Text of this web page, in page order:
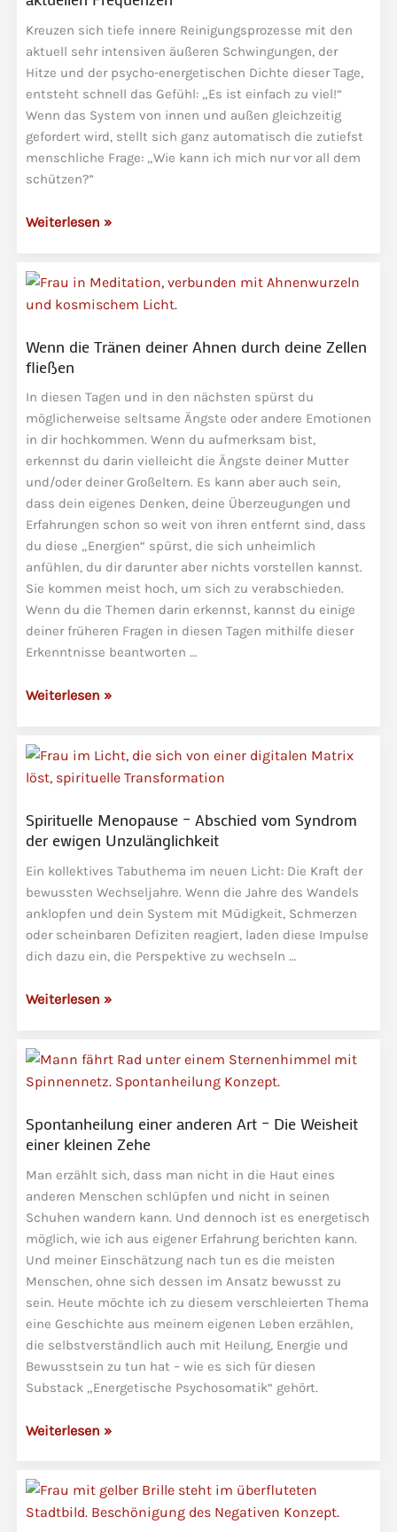
Kreuzen sich tiefe innere Reinigungsprozesse mit den
aktuell sehr intensiven äußeren Schwingungen, der
Hitze und der psycho-energetischen Dichte dieser Tage,
entsteht schnell das Gefühl: „Es ist einfach zu viel!“
Wenn das System von innen und außen gleichzeitig
gefordert wird, stellt sich ganz automatisch die zutiefst
menschliche Frage: „Wie kann ich mich nur vor all dem
schützen?”
Souveränität
–
Umgang
aktuellen
Frequenzen
Weiterlesen »
Wenn die Tränen deiner Ahnen durch deine Zellen
fließen
In diesen Tagen und in den nächsten spürst du
möglicherweise seltsame Ängste oder andere Emotionen
in dir hochkommen. Wenn du aufmerksam bist,
erkennst du darin vielleicht die Ängste deiner Mutter
und/oder deiner Großeltern. Es kann aber auch sein,
dass dein eigenes Denken, deine Überzeugungen und
Erfahrungen schon so weit von ihren entfernt sind, dass
du diese „Energien“ spürst, die sich unheimlich
anfühlen, du dir darunter aber nichts vorstellen kannst.
Sie kommen meist hoch, um sich zu verabschieden.
Wenn du die Themen darin erkennst, kannst du einige
deiner früheren Fragen in diesen Tagen mithilfe dieser
Erkenntnisse beantworten …
Wenn
deiner
Ahnen
deine
Zellen
fließen
Weiterlesen »
Spirituelle Menopause – Abschied vom Syndrom
der ewigen Unzulänglichkeit
Ein kollektives Tabuthema im neuen Licht: Die Kraft der
bewussten Wechseljahre. Wenn die Jahre des Wandels
anklopfen und dein System mit Müdigkeit, Schmerzen
oder scheinbaren Defiziten reagiert, laden diese Impulse
dich dazu ein, die Perspektive zu wechseln …
Spirituelle
Abschied
vom
der
ewigen
Unzulänglichkeit
Weiterlesen »
Spontanheilung einer anderen Art – Die Weisheit
einer kleinen Zehe
Man erzählt sich, dass man nicht in die Haut eines
anderen Menschen schlüpfen und nicht in seinen
Schuhen wandern kann. Und dennoch ist es energetisch
möglich, wie ich aus eigener Erfahrung berichten kann.
Und meiner Einschätzung nach tun es die meisten
Menschen, ohne sich dessen im Ansatz bewusst zu
sein. Heute möchte ich zu diesem verschleierten Thema
eine Geschichte aus meinem eigenen Leben erzählen,
die selbstverständlich auch mit Heilung, Energie und
Bewusstsein zu tun hat – wie es sich für diesen
Substack „Energetische Psychosomatik“ gehört.
Spontanheilung
Art
–
Weiterlesen »